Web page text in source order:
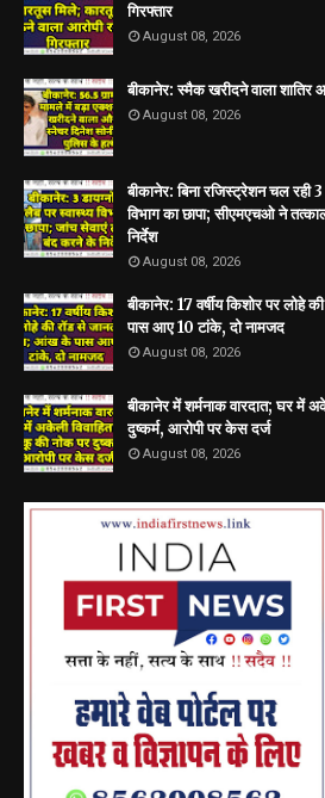
गिरफ्तार
August 08, 2026
बीकानेर: स्मैक खरीदने वाला शातिर
August 08, 2026
बीकानेर: बिना रजिस्ट्रेशन चल रही
विभाग का छापा; सीएमएचओ ने
निर्देश
August 08, 2026
बीकानेर: 17 वर्षीय किशोर पर
पास आए 10 टांके, दो नामजद
August 08, 2026
बीकानेर में शर्मनाक वारदात; घर में
दुष्कर्म, आरोपी पर केस दर्ज
August 08, 2026